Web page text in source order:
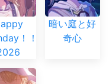
！！
暗い庭と好
奇心